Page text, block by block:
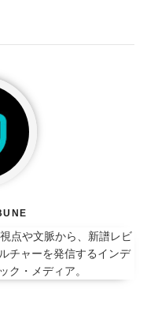
点や文脈から、新譜レビ
チャーを発信するインデ
ク・メディア。